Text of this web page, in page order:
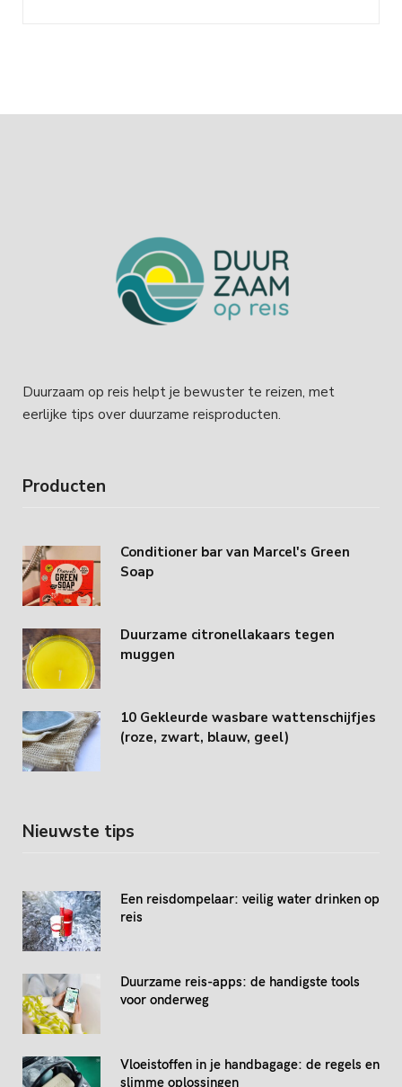
Duurzaam op reis helpt je bewuster te reizen, met
eerlijke tips over duurzame reisproducten.
Producten
Conditioner bar van Marcel's Green
Soap
Duurzame citronellakaars tegen
muggen
10 Gekleurde wasbare wattenschijfjes
(roze, zwart, blauw, geel)
Nieuwste tips
Een reisdompelaar: veilig water drinken op
reis
Duurzame reis-apps: de handigste tools
voor onderweg
Vloeistoffen in je handbagage: de regels en
slimme oplossingen